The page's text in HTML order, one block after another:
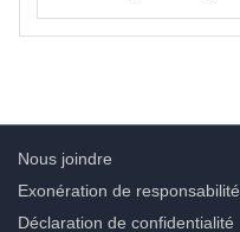
Nous joindre
Exonération de responsabilité
Déclaration de confidentialité